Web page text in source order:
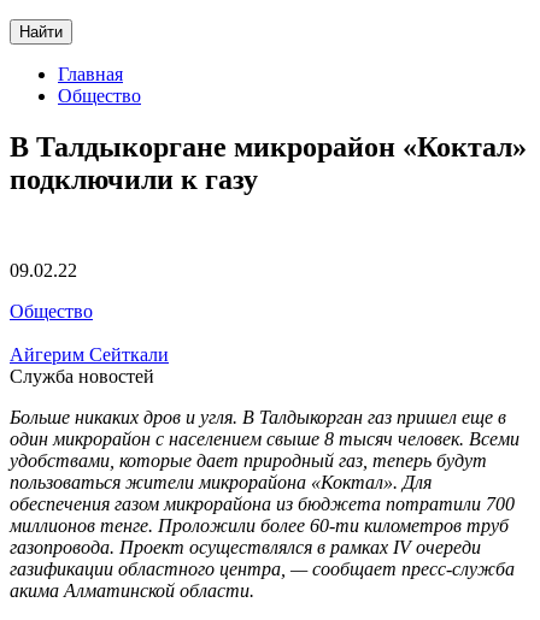
Найти
Главная
Общество
В Талдыкоргане микрорайон «Коктал»
подключили к газу
09.02.22
Общество
Айгерим Сейткали
Служба новостей
Больше никаких дров и угля. В Талдыкорган газ пришел еще в
один микрорайон с населением свыше 8 тысяч человек. Всеми
удобствами, которые дает природный газ, теперь будут
пользоваться жители микрорайона «Коктал». Для
обеспечения газом микрорайона из бюджета потратили 700
миллионов тенге. Проложили более 60-ти километров труб
газопровода. Проект осуществлялся в рамках IV очереди
газификации областного центра, — сообщает пресс-служба
акима Алматинской области.